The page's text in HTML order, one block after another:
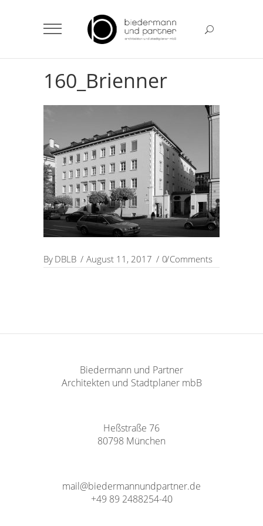
160_Brienner
By DBLB August 11, 2017 0 Comments
Biedermann und Partner
Architekten und Stadtplaner mbB
Heßstraße 76
80798 München
mail@biedermannundpartner.de
+49 89 2488254-40